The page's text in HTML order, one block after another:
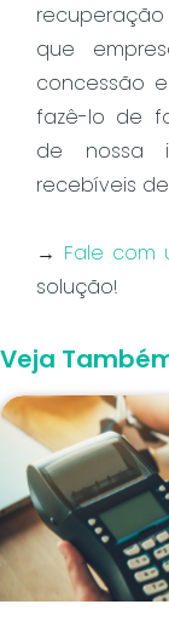
recuperação
que
concessão
fazê-lo de
de nossa
recebíveis
→ Fale com
solução!
Veja